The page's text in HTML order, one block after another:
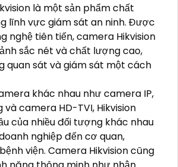
là một sản phẩm chất
lĩnh vực giám sát an ninh. Được
nghệ tiên tiến, camera Hikvision
sắc nét và chất lượng cao,
quan sát và giám sát một cách
khác nhau như camera IP,
camera HD-TVI, Hikvision
của nhiều đối tượng khác nhau
nghiệp đến cơ quan,
viện. Camera Hikvision cũng